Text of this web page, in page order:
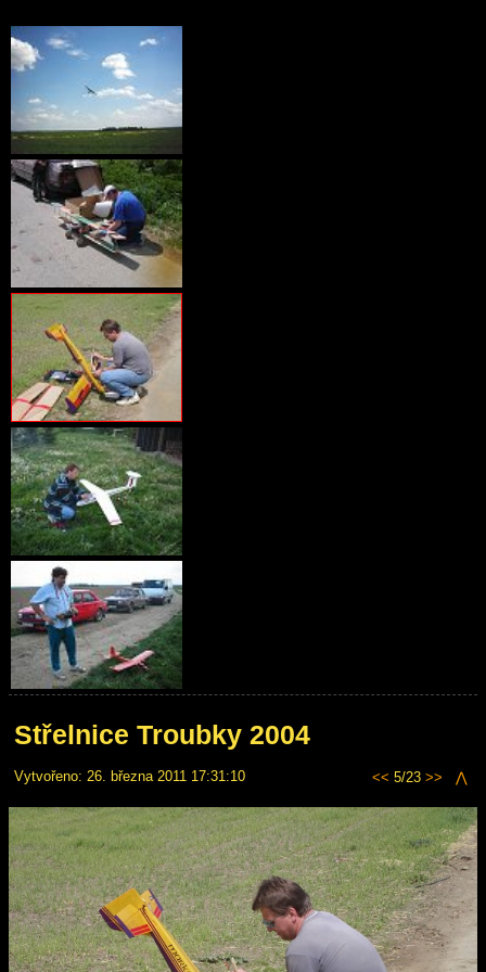
Střelnice Troubky 2004
<< 5/23 >> ⋀
Vytvořeno: 26. března 2011 17:31:10